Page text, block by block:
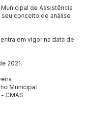
de Assistência
conceito de análise
em vigor na data de
2021.
Municipal
CMAS